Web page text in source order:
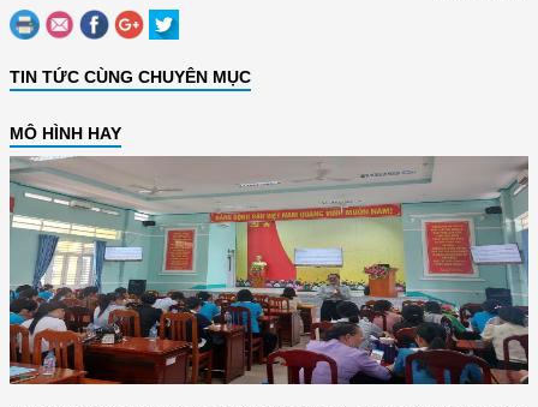
TIN TỨC CÙNG CHUYÊN MỤC
MÔ HÌNH HAY